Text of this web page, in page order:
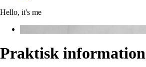
Hello, it's me
Praktisk information